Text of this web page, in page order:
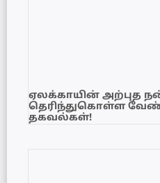
ஏலக்காயின் அற்புத
தெரிந்துகொள்ள
தகவல்கள்!